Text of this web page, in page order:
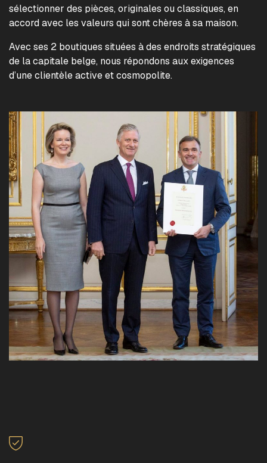
sélectionner des pièces, originales ou classiques, en
accord avec les valeurs qui sont chères à sa maison.
Avec ses 2 boutiques situées à des endroits stratégiques
de la capitale belge, nous répondons aux exigences
d’une clientèle active et cosmopolite.